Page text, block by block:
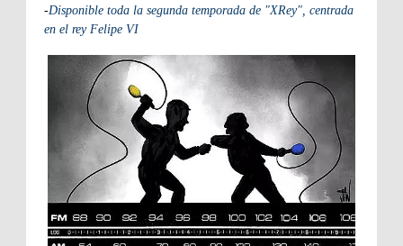
-Disponible toda la segunda temporada de "XRey", centrada
en el rey Felipe VI